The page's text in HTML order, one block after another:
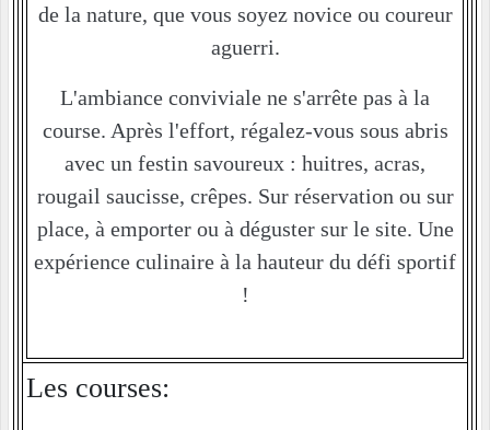
de la nature, que vous soyez novice ou coureur
aguerri.
L'ambiance conviviale ne s'arrête pas à la
course. Après l'effort, régalez-vous sous abris
avec un festin savoureux : huitres, acras,
rougail saucisse, crêpes. Sur réservation ou sur
place, à emporter ou à déguster sur le site. Une
expérience culinaire à la hauteur du défi sportif
!
Les courses: